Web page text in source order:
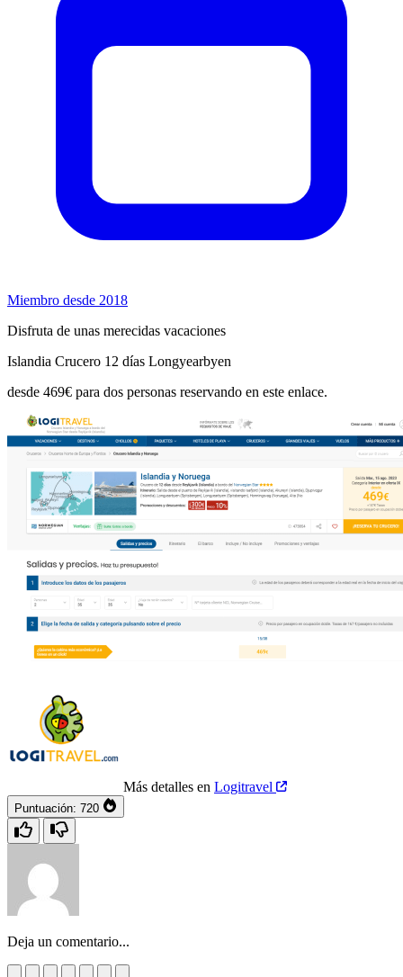
Miembro desde 2018
Disfruta de unas merecidas vacaciones
Islandia Crucero 12 días Longyearbyen
desde 469€ para dos personas reservando en este enlace.
Más detalles en Logitravel
Puntuación: 720
Deja un comentario...